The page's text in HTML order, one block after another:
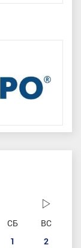
СБ
ВС
1
2